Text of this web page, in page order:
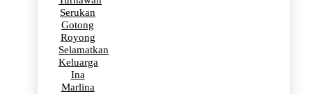
Serukan
Gotong
Royong
Selamatkan
Keluarga
Ina
Marlina